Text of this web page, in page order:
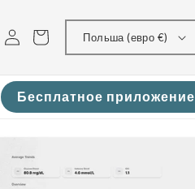
ВойтиКорзина Польша (евро €)
Бесплатное приложение